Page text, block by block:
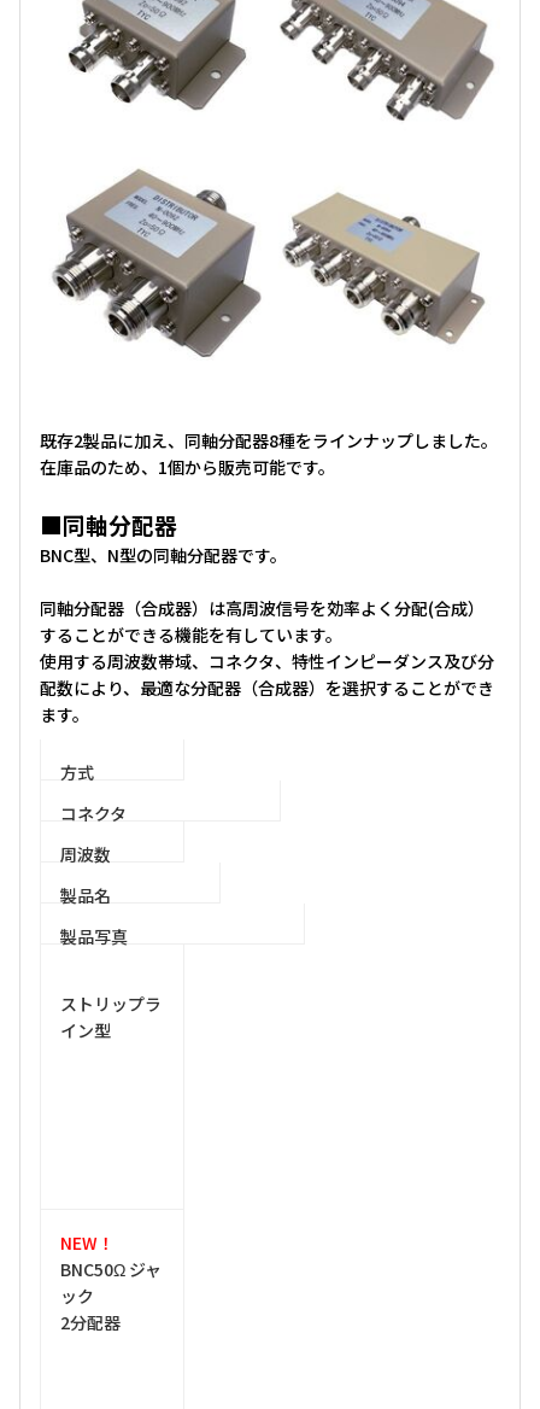
既存2製品に加え、同軸分配器8種をラインナップしました。
在庫品のため、1個から販売可能です。
■同軸分配器
BNC型、N型の同軸分配器です。
同軸分配器（合成器）は高周波信号を効率よく分配(合成）
することができる機能を有しています。
使用する周波数帯域、コネクタ、特性インピーダンス及び分
配数により、最適な分配器（合成器）を選択することができ
ます。
方式
コネクタ
周波数
製品名
製品写真
ストリップラ
イン型
NEW！
BNC50Ω ジャ
ック
2分配器